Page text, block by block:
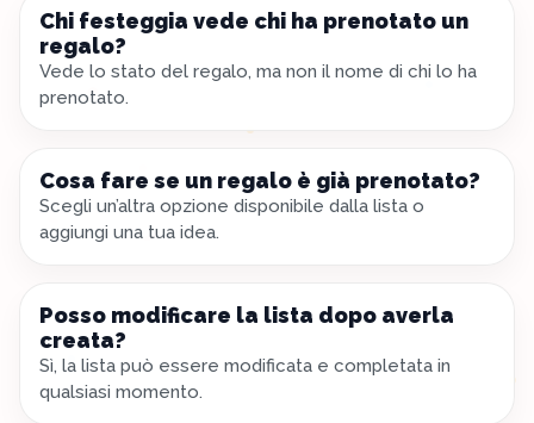
Chi festeggia vede chi ha prenotato un
regalo?
Vede lo stato del regalo, ma non il nome di chi lo ha
prenotato.
Cosa fare se un regalo è già prenotato?
Scegli un’altra opzione disponibile dalla lista o
aggiungi una tua idea.
Posso modificare la lista dopo averla
creata?
Sì, la lista può essere modificata e completata in
qualsiasi momento.